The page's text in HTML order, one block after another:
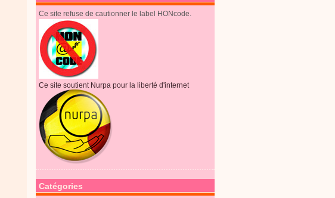
Ce site refuse de cautionner le label HONcode.
Ce site soutient Nurpa pour la liberté d'internet
Catégories